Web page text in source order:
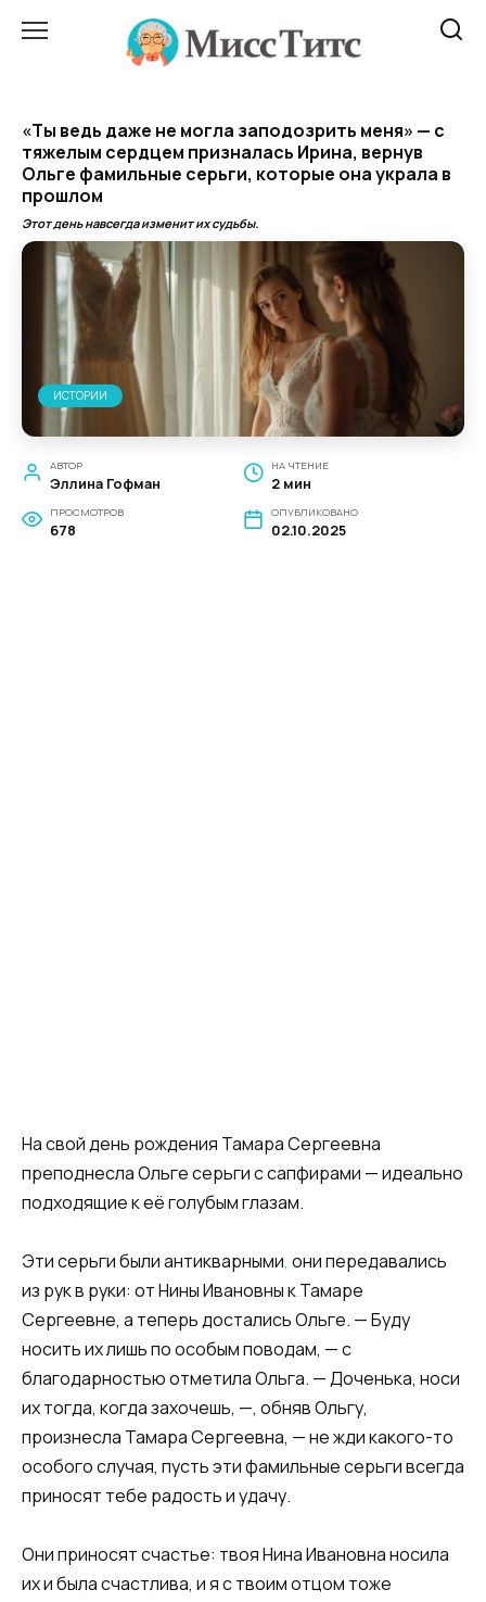
«Ты ведь даже не могла заподозрить меня» — с
тяжелым сердцем призналась Ирина, вернув
Ольге фамильные серьги, которые она украла в
прошлом
Этот день навсегда изменит их судьбы.
ИСТОРИИ
АВТОР
Эллина Гофман
НА ЧТЕНИЕ
2 мин
ПРОСМОТРОВ
678
ОПУБЛИКОВАНО
02.10.2025
На свой день рождения Тамара Сергеевна
преподнесла Ольге серьги с сапфирами — идеально
подходящие к её голубым глазам.
Эти серьги были антикварными, они передавались
из рук в руки: от Нины Ивановны к Тамаре
Сергеевне, а теперь достались Ольге. — Буду
носить их лишь по особым поводам, — с
благодарностью отметила Ольга. — Доченька, носи
их тогда, когда захочешь, —, обняв Ольгу,
произнесла Тамара Сергеевна, — не жди какого-то
особого случая, пусть эти фамильные серьги всегда
приносят тебе радость и удачу.
Они приносят счастье: твоя Нина Ивановна носила
их и была счастлива, и я с твоим отцом тоже